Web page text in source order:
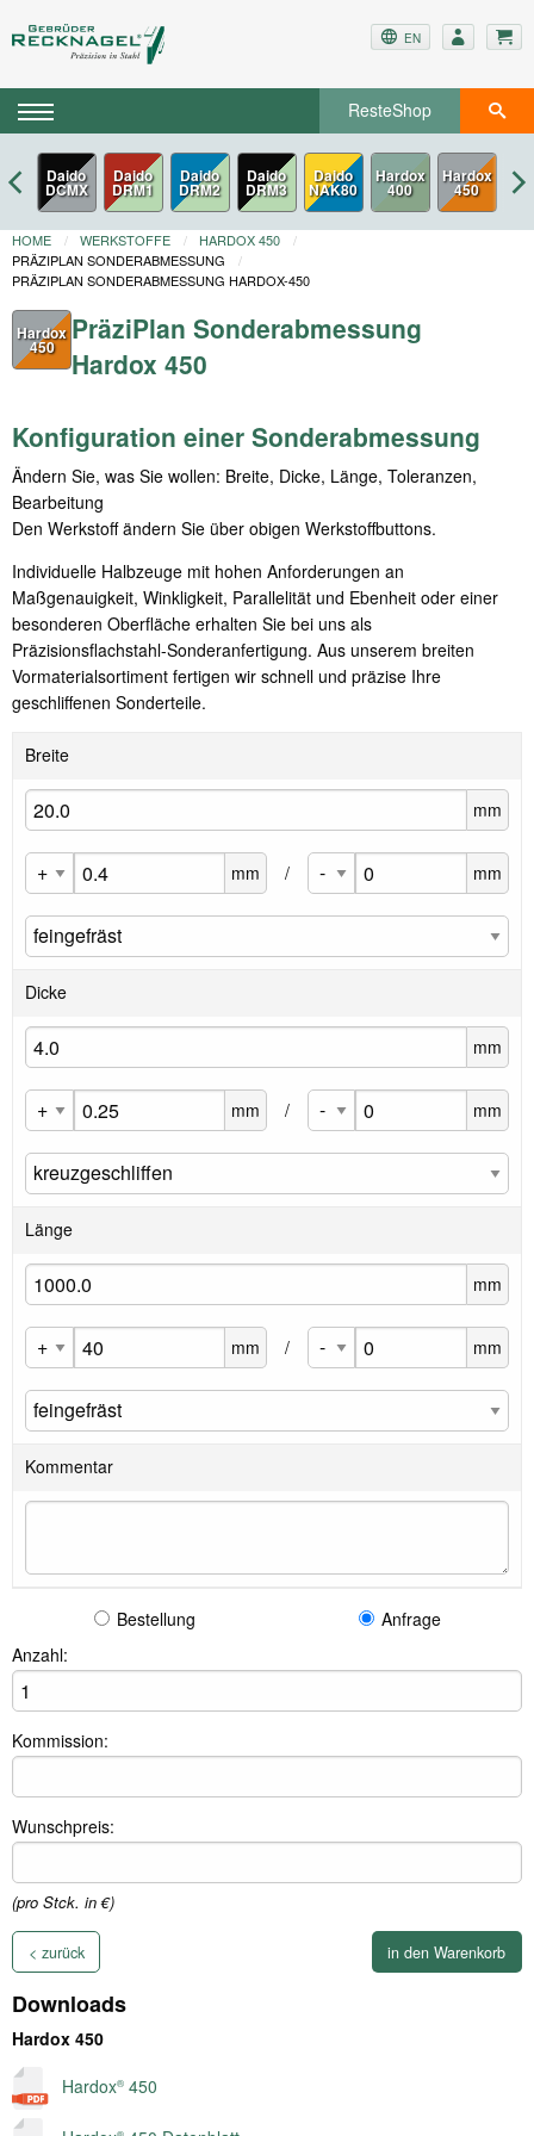
EN
ResteShop
Daido
DCMX
Daido
DRM1
Daido
DRM2
Daido
DRM3
Daido
NAK80
Hardox
450
HOME WERKSTOFFE
HARDOX 450
PRÄZIPLAN SONDERABMESSUNG
PRÄZIPLAN SONDERABMESSUNG HARDOX-450
Hardox
450
PräziPlan Sonderabmessung
Hardox 450
Konfiguration einer Sonderabmessung
Ändern Sie, was Sie wollen: Breite, Dicke, Länge, Toleranzen,
Bearbeitung
Den Werkstoff ändern Sie über obigen Werkstoffbuttons.
Individuelle Halbzeuge mit hohen Anforderungen an
Maßgenauigkeit, Winkligkeit, Parallelität und Ebenheit oder einer
besonderen Oberfläche erhalten Sie bei uns als
Präzisionsflachstahl-Sonderanfertigung. Aus unserem breiten
Vormaterialsortiment fertigen wir schnell und präzise Ihre
geschliffenen Sonderteile.
Breite
mm
mm / mm
Dicke
mm
mm / mm
Länge
mm
mm / mm
Kommentar
Bestellung
Anfrage
Anzahl:
Kommission:
Wunschpreis:
(pro Stck. in €)
< zurück
Downloads
Hardox 450
Hardox® 450